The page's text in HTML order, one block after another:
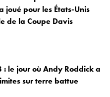
joué pour les États-Unis
de la Coupe Davis
le jour où Andy Roddick a
sur terre battue